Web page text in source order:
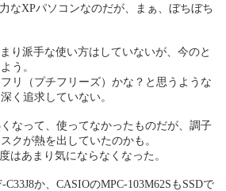
なXPパソコンなのだが、まぁ、ぼちぼち
り派手な使い方はしていないが、今のと
う。
リ（プチフリーズ）かな？と思うような
く追求していない。
なって、使ってなかったものだが、調子
クが熱を出していたのかも。
はあまり気にならなくなった。
か、CASIOのMPC-103M62SもSSDで